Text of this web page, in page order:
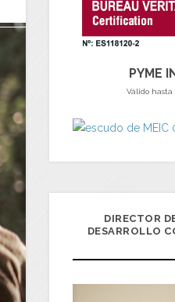
PYME
Válido hasta
DIRECTOR
DESARROLLO